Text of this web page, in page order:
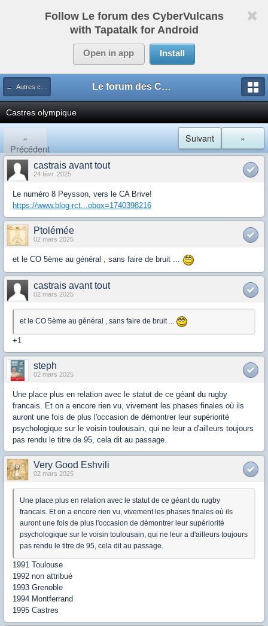
Follow Le forum des CyberVulcans
with Tapatalk for Android
Open in app Install
← Autres clubs (mutations, actus) Le forum des CyberVulcans
Castres olympique
«
Précédent
»
Suivant
castrais avant tout
24 févr. 2025
Le numéro 8 Peysson, vers le CA Brive!
https://www.blog-rct...obox=1740398216
Ptolémée
02 mars 2025
et le CO 5ème au général , sans faire de bruit ...
castrais avant tout
02 mars 2025
et le CO 5ème au général , sans faire de bruit ...
+1
steph
02 mars 2025
Une place plus en relation avec le statut de ce géant du rugby
francais. Et on a encore rien vu, vivement les phases finales où ils
auront une fois de plus l'occasion de démontrer leur supériorité
psychologique sur le voisin toulousain, qui ne leur a d'ailleurs toujours
pas rendu le titre de 95, cela dit au passage.
Very Good Eshvili
02 mars 2025
Une place plus en relation avec le statut de ce géant du rugby
francais. Et on a encore rien vu, vivement les phases finales où ils
auront une fois de plus l'occasion de démontrer leur supériorité
psychologique sur le voisin toulousain, qui ne leur a d'ailleurs toujours
pas rendu le titre de 95, cela dit au passage.
1991 Toulouse
1992 non attribué
1993 Grenoble
1994 Montferrand
1995 Castres